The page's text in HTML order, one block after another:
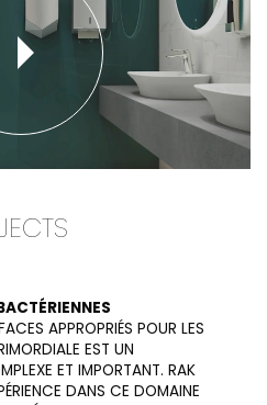
APPROPRIÉS POUR LES
EST UN
ET IMPORTANT. RAK
DANS CE DOMAINE